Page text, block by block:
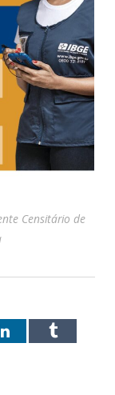
Censitário de
LinkedInTumblr